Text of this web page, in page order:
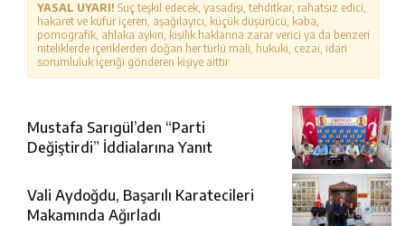
YASAL UYARI! Suç teşkil edecek, yasadışı, tehditkar, rahatsız edici,
hakaret ve küfür içeren, aşağılayıcı, küçük düşürücü, kaba,
pornografik, ahlaka aykırı, kişilik haklarına zarar verici ya da benzeri
niteliklerde içeriklerden doğan her türlü mali, hukuki, cezai, idari
sorumluluk içeriği gönderen kişiye aittir.
Mustafa Sarıgül’den “Parti
Değiştirdi” İddialarına Yanıt
Vali Aydoğdu, Başarılı Karatecileri
Makamında Ağırladı